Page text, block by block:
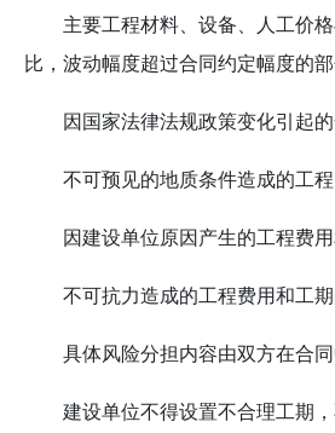
主要工程材料、设备、人工价
比，波动幅度超过合同约定幅度的部
因国家法律法规政策变化引起
不可预见的地质条件造成的工
因建设单位原因产生的工程费
不可抗力造成的工程费用和工期
具体风险分担内容由双方在合同
建设单位不得设置不合理工期